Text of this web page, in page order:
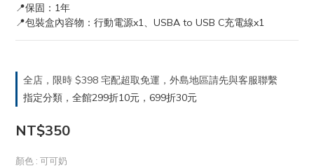
📍保固：1年
📍包裝盒內容物：行動電源x1、USBA to USB C充電線x1
全店，限時 $398 宅配超取免運，外島地區請先與客服聯繫
指定分類，全館299折10元，699折30元
NT$350
顏色 : 可可奶